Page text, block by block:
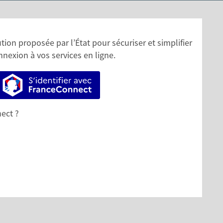
proposée par l’État pour sécuriser et simplifier
à vos services en ligne.
S’identifier avec FranceConnect
?